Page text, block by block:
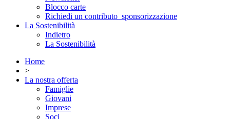
Blocco carte
Richiedi un contributo_sponsorizzazione
La Sostenibilità
Indietro
La Sostenibilità
Home
>
La nostra offerta
Famiglie
Giovani
Imprese
Soci